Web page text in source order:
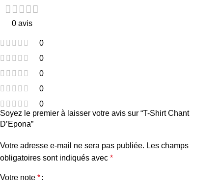
0 avis
0
0
0
0
0
Soyez le premier à laisser votre avis sur “T-Shirt Chant
D’Epona”
Votre adresse e-mail ne sera pas publiée. Les champs
obligatoires sont indiqués avec *
Votre note *